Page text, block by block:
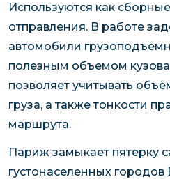
Используются как
отправления. В работе
автомобили
полезным объемом кузова
позволяет учитывать
груза, а также тонкости
маршрута.
Париж замыкает пятерку
густонаселенных